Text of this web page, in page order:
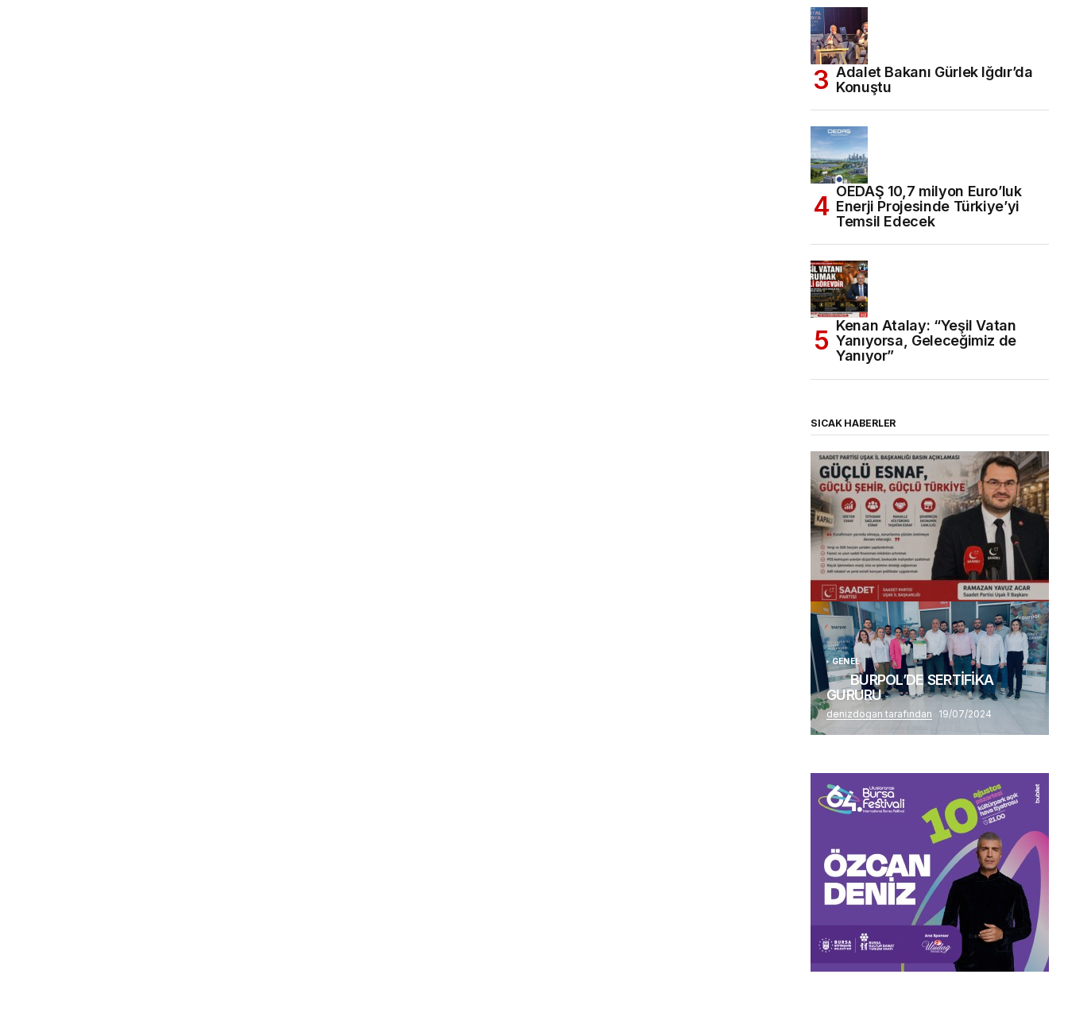
Adalet Bakanı Gürlek Iğdır’da
Konuştu
OEDAŞ 10,7 milyon Euro’luk
Enerji Projesinde Türkiye’yi
Temsil Edecek
Kenan Atalay: “Yeşil Vatan
Yanıyorsa, Geleceğimiz de
Yanıyor”
SICAK HABERLER
(başlıksız)
Alaattin Karahan tarafından 14/07/2026
GENEL
BURPOL’DE SERTİFİKA
GURURU
denizdogan tarafından 19/07/2024